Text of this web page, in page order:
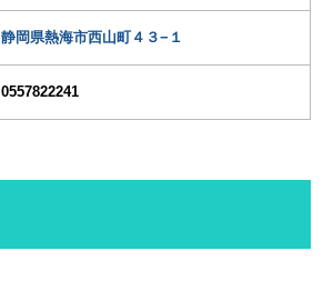
静岡県熱海市西山町４３−１
0557822241